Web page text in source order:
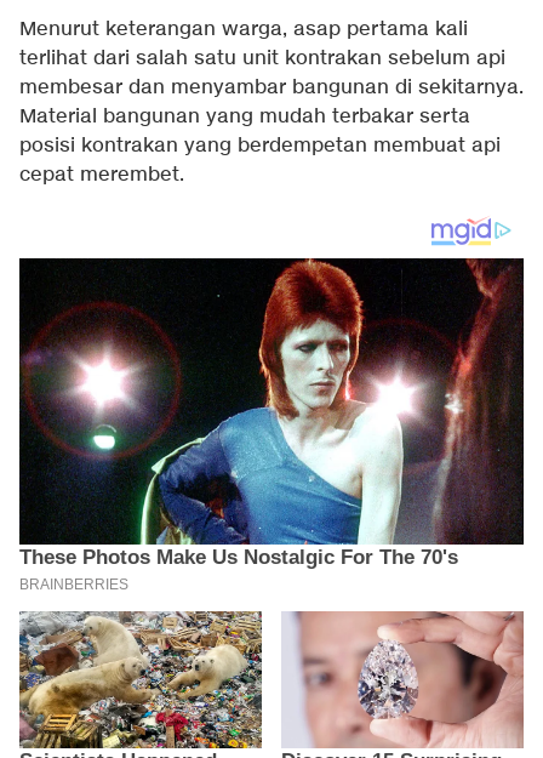
Menurut keterangan warga, asap pertama kali
terlihat dari salah satu unit kontrakan sebelum api
membesar dan menyambar bangunan di sekitarnya.
Material bangunan yang mudah terbakar serta
posisi kontrakan yang berdempetan membuat api
cepat merembet.